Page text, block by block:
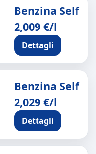
Benzina Self
2,009 €/l
Dettagli
Benzina Self
2,029 €/l
Dettagli